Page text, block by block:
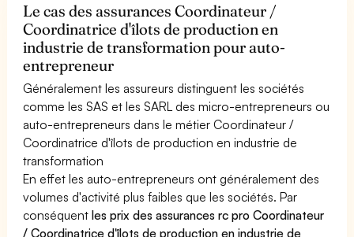
Le cas des assurances Coordinateur /
Coordinatrice d'îlots de production en
industrie de transformation pour auto-
entrepreneur
Généralement les assureurs distinguent les sociétés
comme les SAS et les SARL des micro-entrepreneurs ou
auto-entrepreneurs dans le métier Coordinateur /
Coordinatrice d'îlots de production en industrie de
transformation
En effet les auto-entrepreneurs ont généralement des
volumes d'activité plus faibles que les sociétés. Par
conséquentles prix des assurances rc pro Coordinateur
/ Coordinatrice d'îlots de production en industrie de